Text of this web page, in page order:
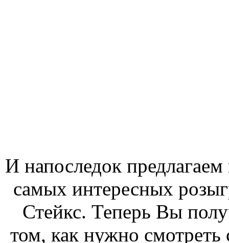
И напоследок
самых интересных
Стейкс. Теперь Вы
том, как нужно смотреть